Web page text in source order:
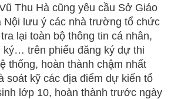
Thu Hà cũng yêu cầu Sở Giáo
Nội lưu ý các nhà trường tổ chức
lại toàn bộ thông tin cá nhân,
ký… trên phiếu đăng ký dự thi
thống, hoàn thành chậm nhất
soát kỹ các địa điểm dự kiến tổ
lớp 10, hoàn thành trước ngày